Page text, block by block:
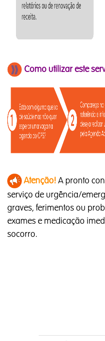
Como utilizar este
Atenção! A pronto
serviço de urgência/
graves, ferimentos ou
exames e medicação
socorro.